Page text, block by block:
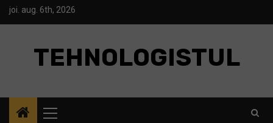
Skipjoi. aug. 6th, 2026
TEHNOLOGISTUL
Menu